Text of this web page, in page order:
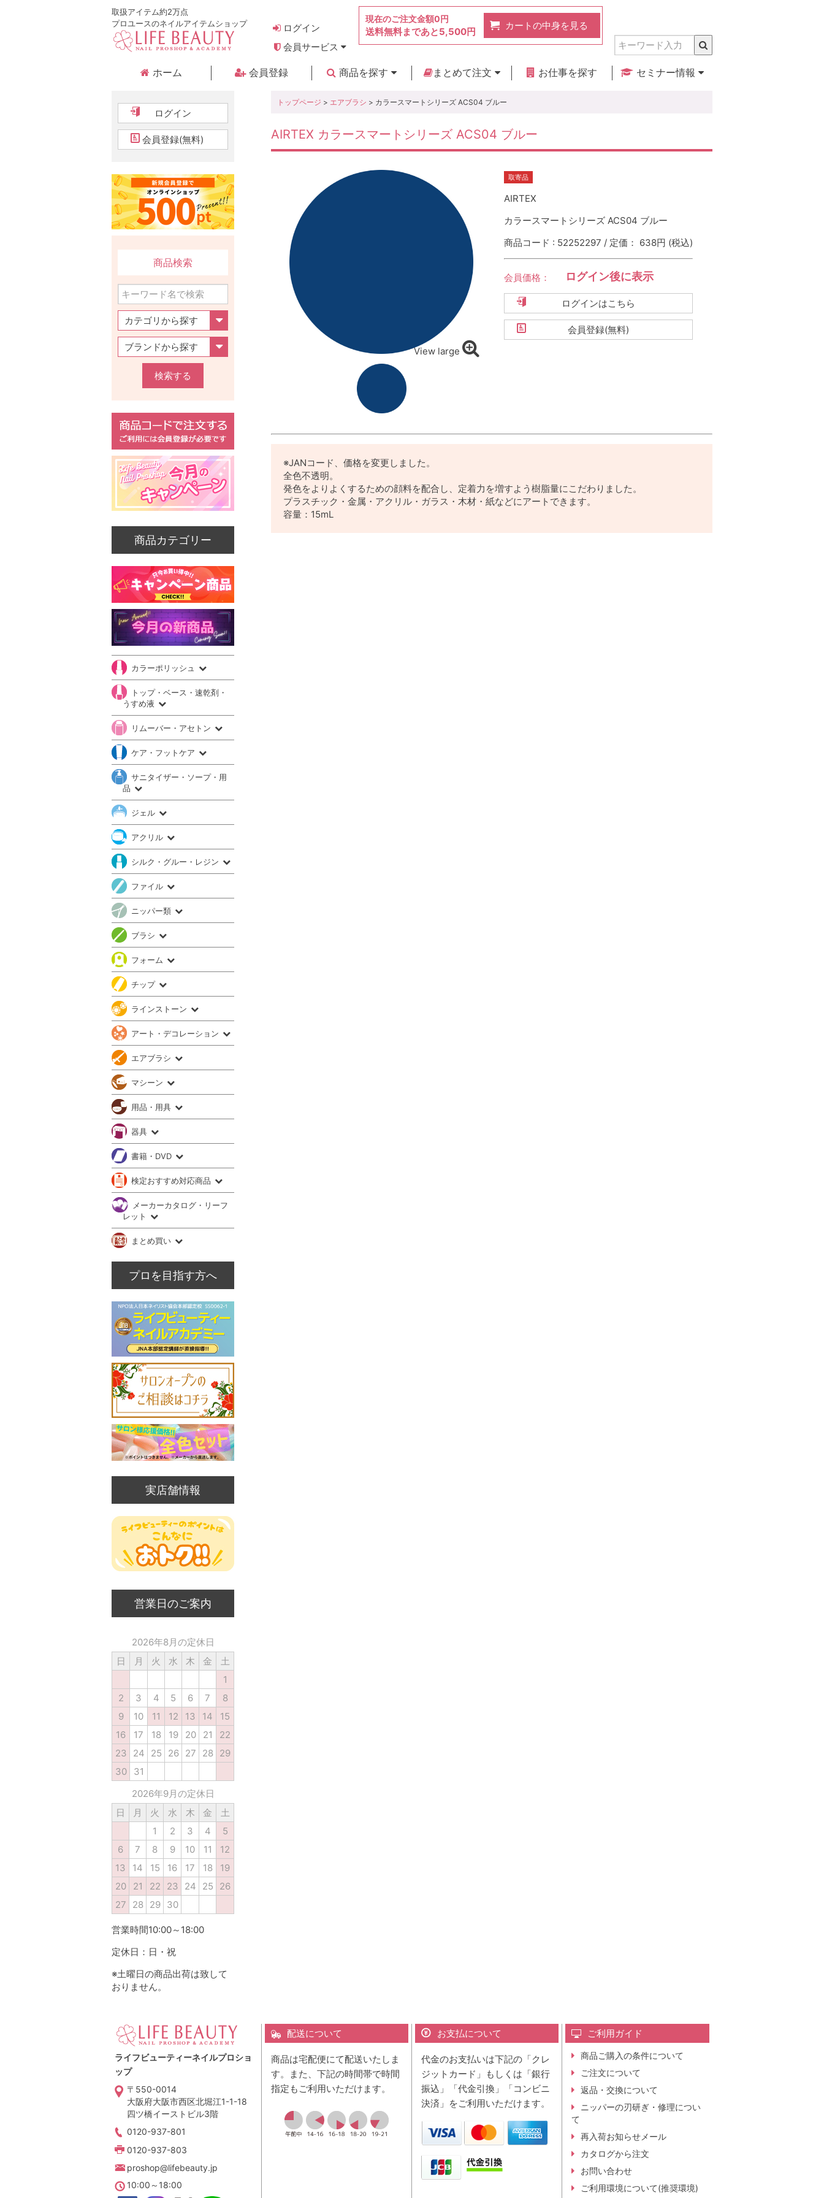
取扱アイテム約2万点
プロユースのネイルアイテムショップ
ログイン
会員サービス
現在のご注文金額0円
送料無料まであと5,500円
カートの中身を見る
ホーム 会員登録
商品を探す
まとめて注文
お仕事を探す
セミナー情報
トップページ > エアブラシ > カラースマートシリーズ ACS04 ブルー
AIRTEX カラースマートシリーズ ACS04 ブルー
View large
取寄品
AIRTEX
カラースマートシリーズ ACS04 ブルー
商品コード : 52252297 / 定価： 638円 (税込)
会員価格： ログイン後に表示
ログインはこちら
会員登録(無料)
※JANコード、価格を変更しました。
全色不透明。
発色をよりよくするための顔料を配合し、定着力を増すよう樹脂量にこだわりました。
プラスチック・金属・アクリル・ガラス・木材・紙などにアートできます。
容量：15mL
ログイン
会員登録(無料)
商品検索
検索する
商品カテゴリー
カラーポリッシュ
トップ・ベース・速乾剤・
うすめ液
リムーバー・アセトン
ケア・フットケア
サニタイザー・ソープ・用
品
ジェル
アクリル
シルク・グルー・レジン
ファイル
ニッパー類
ブラシ
フォーム
チップ
ラインストーン
アート・デコレーション
エアブラシ
マシーン
用品・用具
器具
書籍・DVD
検定おすすめ対応商品
メーカーカタログ・リーフ
レット
まとめ買い
プロを目指す方へ
実店舗情報
営業日のご案内
2026年8月の定休日
日
月 火 水 木 金
土
1
2
3 4 5 6 7
8
9
10 11 12 13 14
15
16
17 18 19 20 21
22
23
24 25 26 27 28
29
30
31
2026年9月の定休日
日
月 火 水 木 金
土
1
2 3 4
5
6
7 8 9 10 11
12
13
14 15 16 17 18
19
20
21 22 23 24 25
26
27
28 29 30
営業時間10:00～18:00
定休日：日・祝
※土曜日の商品出荷は致して
おりません。
ライフビューティーネイルプロショ
ップ
〒550-0014
大阪府大阪市西区北堀江1-1-18
四ツ橋イーストビル3階
0120-937-801
0120-937-803
proshop@lifebeauty.jp
10:00～18:00
配送について
商品は宅配便にて配送いたしま
す。また、下記の時間帯で時間
指定もご利用いただけます。
お支払について
代金のお支払いは下記の「クレ
ジットカード」もしくは「銀行
振込」「代金引換」「コンビニ
決済」をご利用いただけます。
ご利用ガイド
商品ご購入の条件について
ご注文について
返品・交換について
ニッパーの刃研ぎ・修理につい
て
再入荷お知らせメール
カタログから注文
お問い合わせ
ご利用環境について(推奨環境)